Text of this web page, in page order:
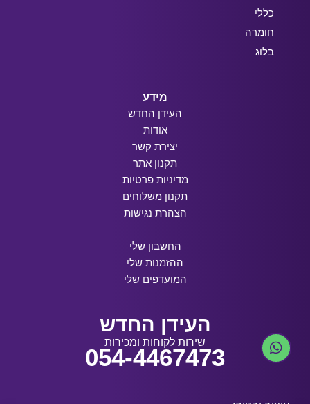
כללי
חומרה
בלוג
מידע
העידן החדש
אודות
יצירת קשר
תקנון אתר
מדיניות פרטיות
תקנון משלוחים
הצהרת נגישות
החשבון שלי
ההזמנות שלי
המועדפים שלי
העידן החדש
שירות לקוחות ומכירות
054-4467473